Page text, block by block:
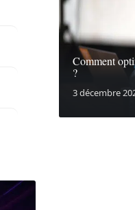
Comment
?
3 décembre